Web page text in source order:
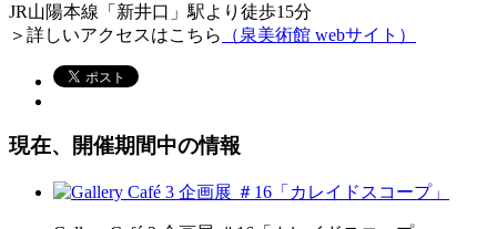
JR山陽本線「新井口」駅より徒歩15分
＞詳しいアクセスはこちら
（泉美術館 webサイト）
現在、開催期間中の情報